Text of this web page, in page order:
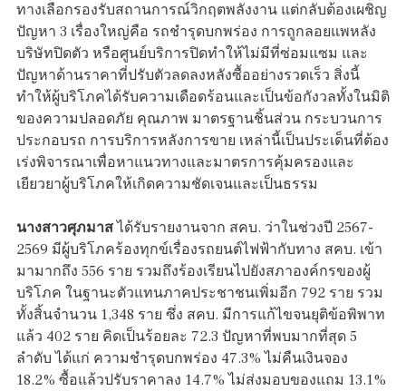
ทางเลือกรองรับสถานการณ์วิกฤตพลังงาน แต่กลับต้องเผชิญ
ปัญหา 3 เรื่องใหญ่คือ รถชำรุดบกพร่อง การถูกลอยแพหลัง
บริษัทปิดตัว หรือศูนย์บริการปิดทำให้ไม่มีที่ซ่อมแซม และ
ปัญหาด้านราคาที่ปรับตัวลดลงหลังซื้ออย่างรวดเร็ว สิ่งนี้
ทำให้ผู้บริโภคได้รับความเดือดร้อนและเป็นข้อกังวลทั้งในมิติ
ของความปลอดภัย คุณภาพ มาตรฐานชิ้นส่วน กระบวนการ
ประกอบรถ การบริการหลังการขาย เหล่านี้เป็นประเด็นที่ต้อง
เร่งพิจารณาเพื่อหาแนวทางและมาตรการคุ้มครองและ
เยียวยาผู้บริโภคให้เกิดความชัดเจนและเป็นธรรม
นางสาวศุภมาสได้รับรายงานจาก สคบ. ว่าในช่วงปี 2567-
2569 มีผู้บริโภคร้องทุกข์เรื่องรถยนต์ไฟฟ้ากับทาง สคบ. เข้า
มามากถึง 556 ราย รวมถึงร้องเรียนไปยังสภาองค์กรของผู้
บริโภค ในฐานะตัวแทนภาคประชาชนเพิ่มอีก 792 ราย รวม
ทั้งสิ้นจำนวน 1,348 ราย ซึ่ง สคบ. มีการแก้ไขจนยุติข้อพิพาท
แล้ว 402 ราย คิดเป็นร้อยละ 72.3 ปัญหาที่พบมากที่สุด 5
ลำดับ ได้แก่ ความชำรุดบกพร่อง 47.3% ไม่คืนเงินจอง
18.2% ซื้อแล้วปรับราคาลง 14.7% ไม่ส่งมอบของแถม 13.1%